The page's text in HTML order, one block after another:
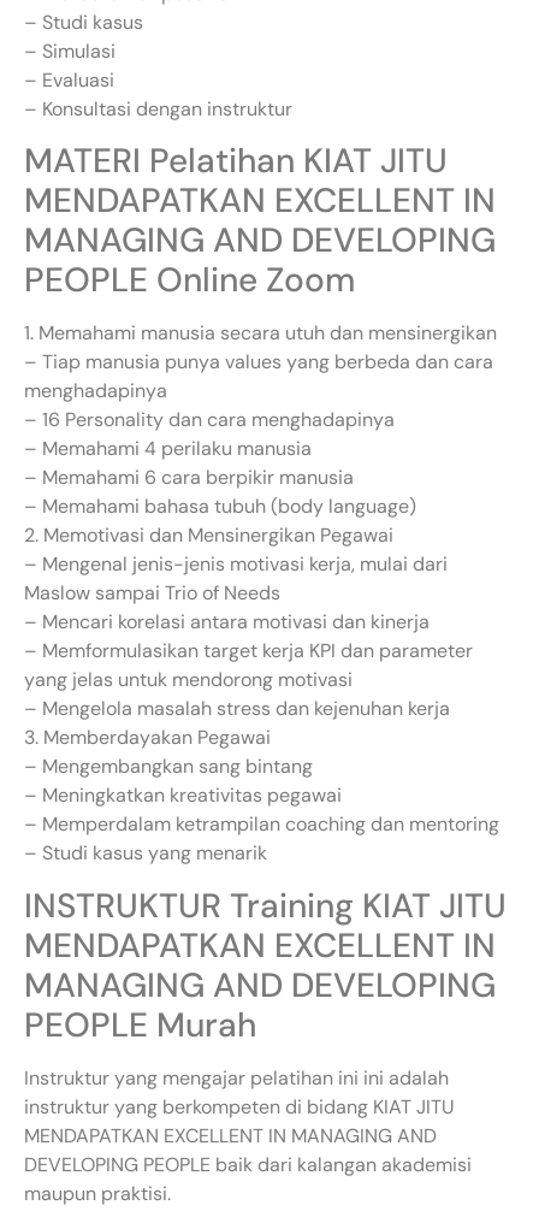
– Studi kasus
– Simulasi
– Evaluasi
– Konsultasi dengan instruktur
MATERI Pelatihan KIAT JITU
MENDAPATKAN EXCELLENT IN
MANAGING AND DEVELOPING
PEOPLE Online Zoom
1. Memahami manusia secara utuh dan mensinergikan
– Tiap manusia punya values yang berbeda dan cara
menghadapinya
– 16 Personality dan cara menghadapinya
– Memahami 4 perilaku manusia
– Memahami 6 cara berpikir manusia
– Memahami bahasa tubuh (body language)
2. Memotivasi dan Mensinergikan Pegawai
– Mengenal jenis-jenis motivasi kerja, mulai dari
Maslow sampai Trio of Needs
– Mencari korelasi antara motivasi dan kinerja
– Memformulasikan target kerja KPI dan parameter
yang jelas untuk mendorong motivasi
– Mengelola masalah stress dan kejenuhan kerja
3. Memberdayakan Pegawai
– Mengembangkan sang bintang
– Meningkatkan kreativitas pegawai
– Memperdalam ketrampilan coaching dan mentoring
– Studi kasus yang menarik
INSTRUKTUR Training KIAT JITU
MENDAPATKAN EXCELLENT IN
MANAGING AND DEVELOPING
PEOPLE Murah
Instruktur yang mengajar pelatihan ini ini adalah
instruktur yang berkompeten di bidang KIAT JITU
MENDAPATKAN EXCELLENT IN MANAGING AND
DEVELOPING PEOPLE baik dari kalangan akademisi
maupun praktisi.